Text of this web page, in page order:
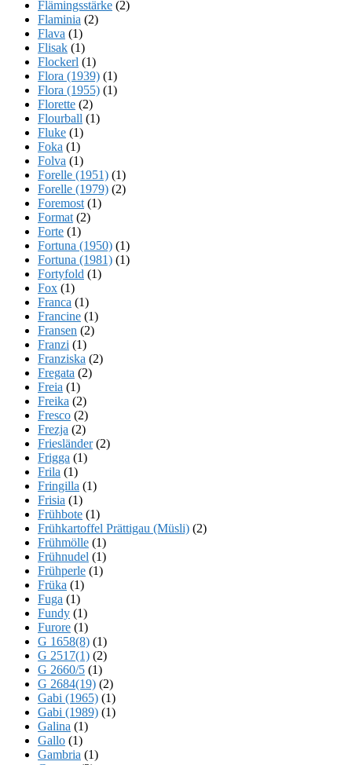
Flämingsstärke (2)
Flaminia (2)
Flava (1)
Flisak (1)
Flockerl (1)
Flora (1939) (1)
Flora (1955) (1)
Florette (2)
Flourball (1)
Fluke (1)
Foka (1)
Folva (1)
Forelle (1951) (1)
Forelle (1979) (2)
Foremost (1)
Format (2)
Forte (1)
Fortuna (1950) (1)
Fortuna (1981) (1)
Fortyfold (1)
Fox (1)
Franca (1)
Francine (1)
Fransen (2)
Franzi (1)
Franziska (2)
Fregata (2)
Freia (1)
Freika (2)
Fresco (2)
Frezja (2)
Friesländer(2)
Frigga (1)
Frila (1)
Fringilla (1)
Frisia (1)
Frühbote (1)
Frühkartoffel Prättigau (Müsli) (2)
Frühmölle (1)
Frühnudel (1)
Frühperle (1)
Früka (1)
Fuga (1)
Fundy (1)
Furore (1)
G 1658(8) (1)
G 2517(1) (2)
G 2660/5 (1)
G 2684(19) (2)
Gabi (1965) (1)
Gabi (1989) (1)
Galina (1)
Gallo (1)
Gambria (1)